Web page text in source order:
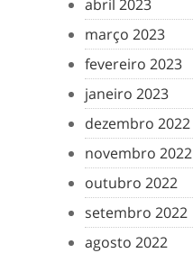
abril 2023
março 2023
fevereiro 2023
janeiro 2023
dezembro 2022
novembro 2022
outubro 2022
setembro 2022
agosto 2022